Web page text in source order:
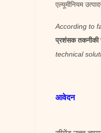
एल्यूमीनियम
According to
प्रशंसक तकनीकी
technical
आवेदन